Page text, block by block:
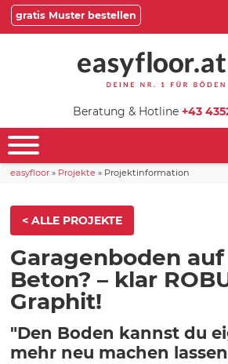
gratis Muster bestellen
Beratung & Hotline +43
easyfloor » Projekte » Projektinformation
< ALLE PROJEKTE
Garagenboden
Beton? – klar
Graphit!
"Den Boden kannst du
mehr neu machen